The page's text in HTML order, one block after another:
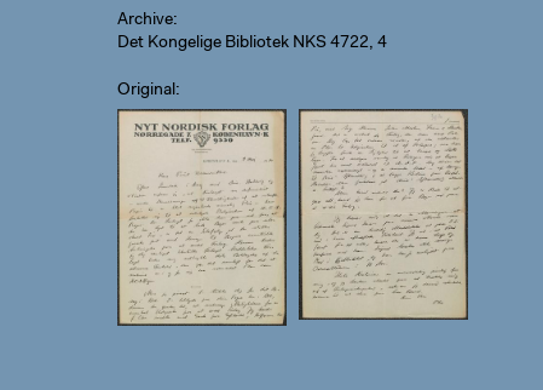
Archive
Det Kongelige Bibliotek NKS 4722, 4
Original